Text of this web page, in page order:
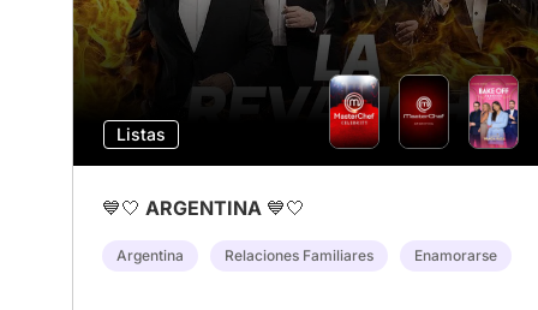
Listas
💙🤍 ARGENTINA 💙🤍
Argentina Relaciones Familiares Enamorarse